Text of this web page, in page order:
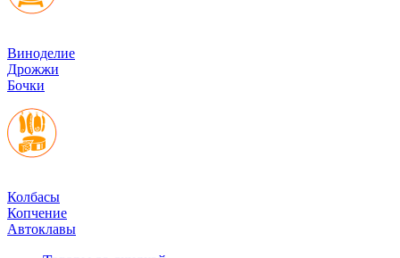
Виноделие
Дрожжи
Бочки
Колбасы
Копчение
Автоклавы